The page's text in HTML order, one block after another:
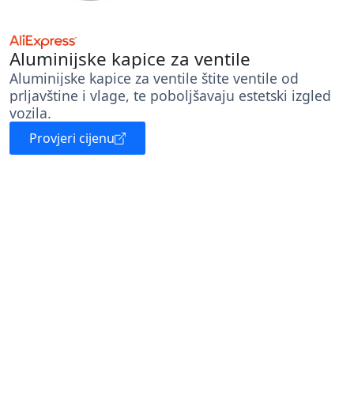
Aluminijske kapice za ventile
Aluminijske kapice za ventile štite ventile od
prljavštine i vlage, te poboljšavaju estetski izgled
vozila.
Provjeri cijenu